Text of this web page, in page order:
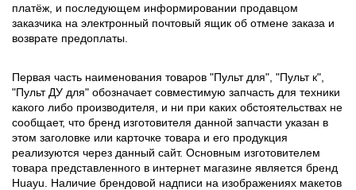
платёж, и последующем информировании продавцом
заказчика на электронный почтовый ящик об отмене заказа и
возврате предоплаты.
Первая часть наименования товаров "Пульт для", "Пульт к",
"Пульт ДУ для" обозначает совместимую запчасть для техники
какого либо производителя, и ни при каких обстоятельствах не
сообщает, что бренд изготовителя данной запчасти указан в
этом заголовке или карточке товара и его продукция
реализуются через данный сайт. Основным изготовителем
товара представленного в интернет магазине является бренд
Huayu. Наличие брендовой надписи на изображениях макетов